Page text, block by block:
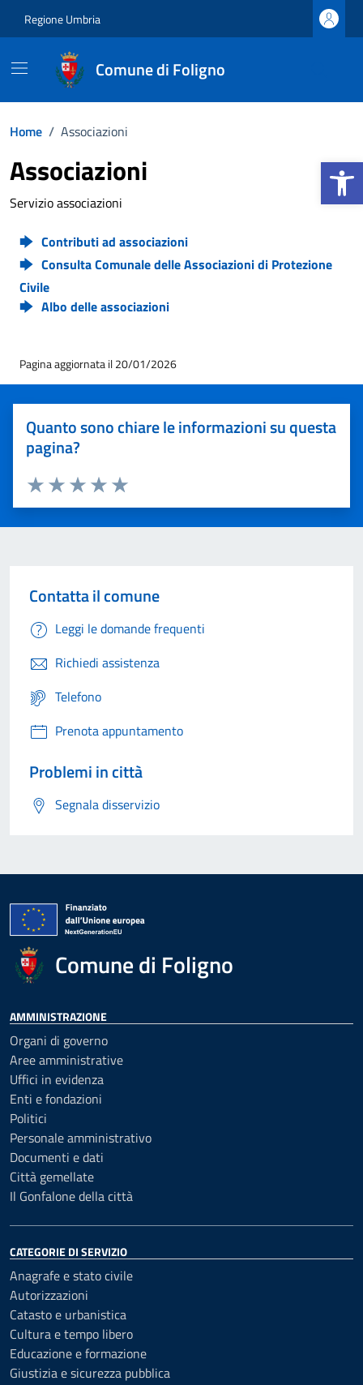
Apri la
Regione Umbria
Comune di Foligno
Home / Associazioni
Associazioni
Servizio associazioni
Contributi ad associazioni
Consulta Comunale delle Associazioni di Protezione
Civile
Albo delle associazioni
Pagina aggiornata il 20/01/2026
Quanto sono chiare le informazioni su questa
pagina?
Valuta 5 stelle su 5
Valuta 4 stelle su 5
Valuta 3 stelle su 5
Valuta 2 stelle su 5
Valuta 1 stelle su 5
Contatta il comune
Leggi le domande frequenti
Richiedi assistenza
Telefono
Prenota appuntamento
Problemi in città
Segnala disservizio
Comune di Foligno
AMMINISTRAZIONE
Organi di governo
Aree amministrative
Uffici in evidenza
Enti e fondazioni
Politici
Personale amministrativo
Documenti e dati
Città gemellate
Il Gonfalone della città
CATEGORIE DI SERVIZIO
Anagrafe e stato civile
Autorizzazioni
Catasto e urbanistica
Cultura e tempo libero
Educazione e formazione
Giustizia e sicurezza pubblica